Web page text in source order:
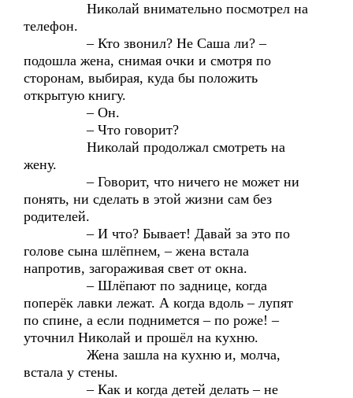
Николай внимательно посмотрел на
телефон.
– Кто звонил? Не Саша ли? –
подошла жена, снимая очки и смотря по
сторонам, выбирая, куда бы положить
открытую книгу.
– Он.
– Что говорит?
Николай продолжал смотреть на
жену.
– Говорит, что ничего не может ни
понять, ни сделать в этой жизни сам без
родителей.
– И что? Бывает! Давай за это по
голове сына шлёпнем, – жена встала
напротив, загораживая свет от окна.
– Шлёпают по заднице, когда
поперёк лавки лежат. А когда вдоль – лупят
по спине, а если поднимется – по роже! –
уточнил Николай и прошёл на кухню.
Жена зашла на кухню и, молча,
встала у стены.
– Как и когда детей делать – не